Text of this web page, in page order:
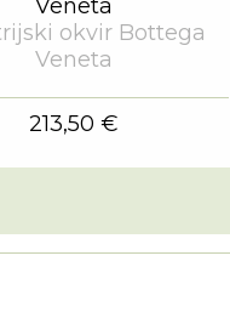
okvir Bottega
Veneta
213,50 €